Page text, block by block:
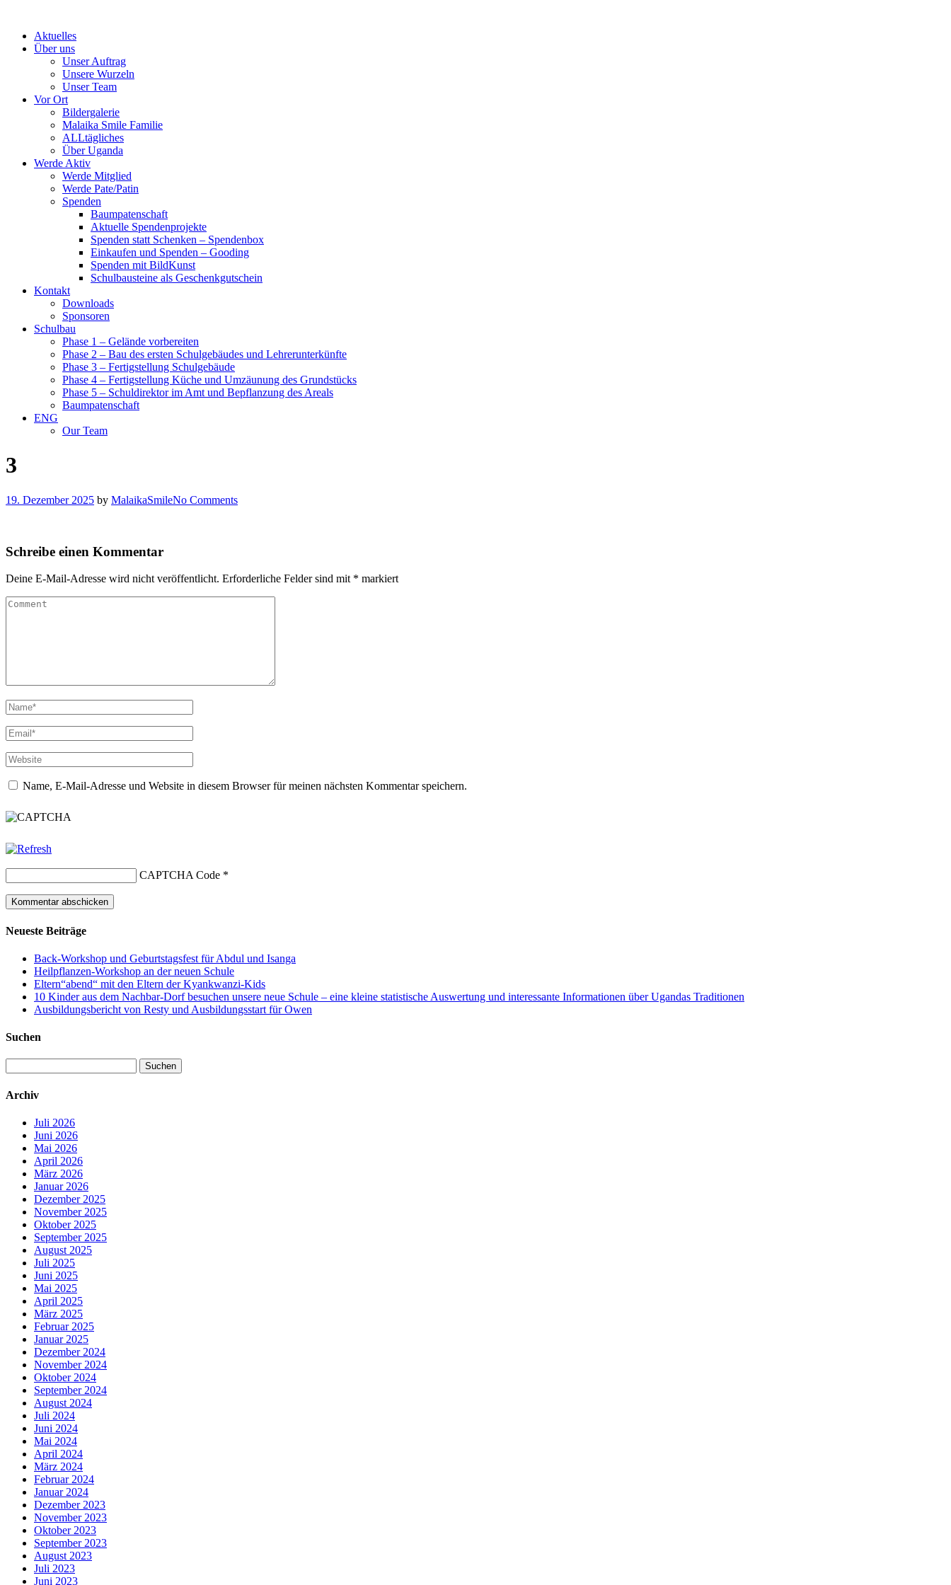
contentAktuelles
Über uns
Unser Auftrag
Unsere Wurzeln
Unser Team
Vor Ort
Bildergalerie
Malaika Smile Familie
ALLtägliches
Über Uganda
Werde Aktiv
Werde Mitglied
Werde Pate/Patin
Spenden
Baumpatenschaft
Aktuelle Spendenprojekte
Spenden statt Schenken – Spendenbox
Einkaufen und Spenden – Gooding
Spenden mit BildKunst
Schulbausteine als Geschenkgutschein
Kontakt
Downloads
Sponsoren
Schulbau
Phase 1 – Gelände vorbereiten
Phase 2 – Bau des ersten Schulgebäudes und Lehrerunterkünfte
Phase 3 – Fertigstellung Schulgebäude
Phase 4 – Fertigstellung Küche und Umzäunung des Grundstücks
Phase 5 – Schuldirektor im Amt und Bepflanzung des Areals
Baumpatenschaft
ENG
Our Team
3
19. Dezember 2025 by MalaikaSmileNo Comments
Schreibe einen Kommentar
Deine E-Mail-Adresse wird nicht veröffentlicht. Erforderliche Felder sind mit * markiert
Name, E-Mail-Adresse und Website in diesem Browser für meinen nächsten Kommentar speichern.
CAPTCHA Code *
Neueste Beiträge
Back-Workshop und Geburtstagsfest für Abdul und Isanga
Heilpflanzen-Workshop an der neuen Schule
Eltern“abend“ mit den Eltern der Kyankwanzi-Kids
10 Kinder aus dem Nachbar-Dorf besuchen unsere neue Schule – eine kleine statistische Auswertung und interessante Informationen über Ugandas Traditionen
Ausbildungsbericht von Resty und Ausbildungsstart für Owen
Suchen
nach:
Archiv
Juli 2026
Juni 2026
Mai 2026
April 2026
März 2026
Januar 2026
Dezember 2025
November 2025
Oktober 2025
September 2025
August 2025
Juli 2025
Juni 2025
Mai 2025
April 2025
März 2025
Februar 2025
Januar 2025
Dezember 2024
November 2024
Oktober 2024
September 2024
August 2024
Juli 2024
Juni 2024
Mai 2024
April 2024
März 2024
Februar 2024
Januar 2024
Dezember 2023
November 2023
Oktober 2023
September 2023
August 2023
Juli 2023
Juni 2023